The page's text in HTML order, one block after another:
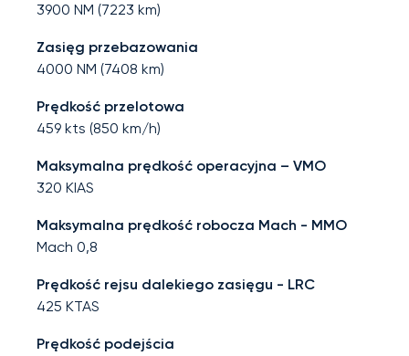
3900 NM (7223 km)
Zasięg przebazowania
4000 NM (7408 km)
Prędkość przelotowa
459 kts (850 km/h)
Maksymalna prędkość operacyjna – VMO
320 KIAS
Maksymalna prędkość robocza Mach - MMO
Mach 0,8
Prędkość rejsu dalekiego zasięgu - LRC
425 KTAS
Prędkość podejścia